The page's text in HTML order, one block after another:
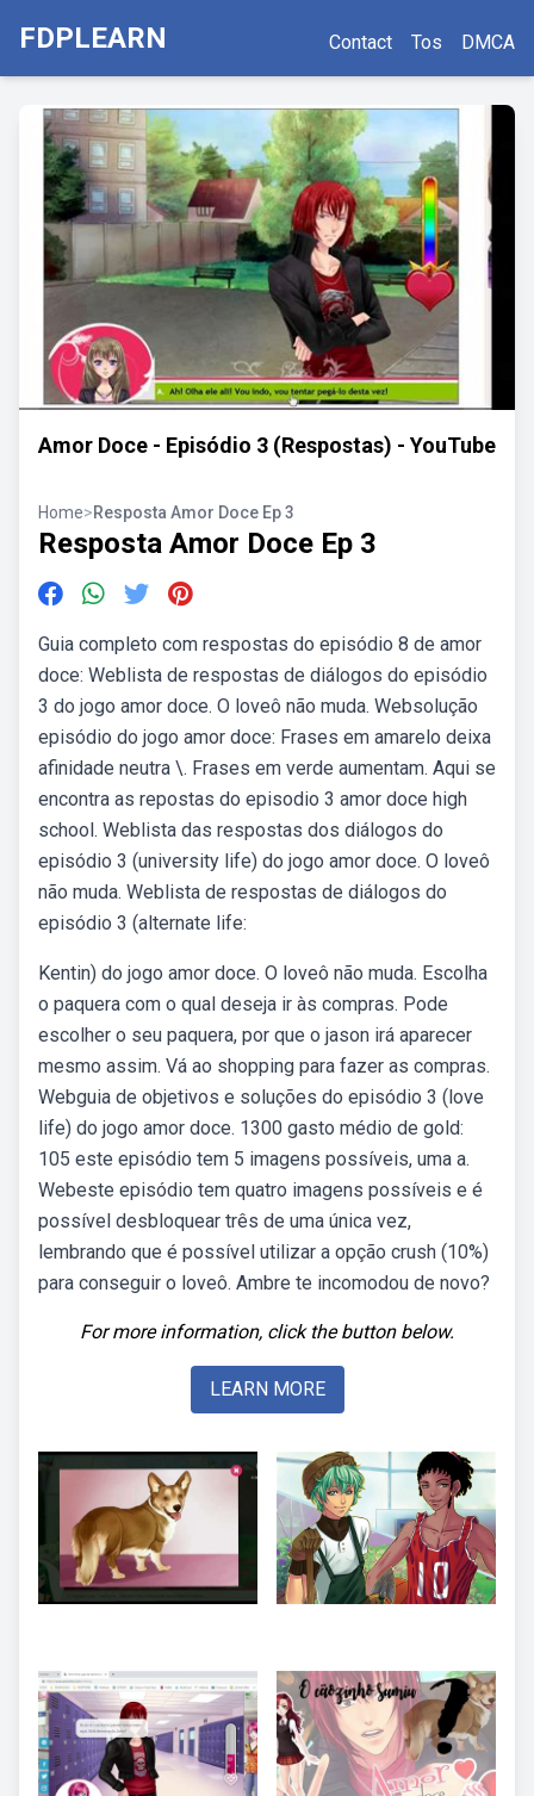
FDPLEARN Contact Tos DMCA
Amor Doce - Episódio 3 (Respostas) - YouTube
Home>Resposta Amor Doce Ep 3
Resposta Amor Doce Ep 3
Guia completo com respostas do episódio 8 de amor
doce: Weblista de respostas de diálogos do episódio
3 do jogo amor doce. O loveô não muda. Websolução
episódio do jogo amor doce: Frases em amarelo deixa
afinidade neutra \. Frases em verde aumentam. Aqui se
encontra as repostas do episodio 3 amor doce high
school. Weblista das respostas dos diálogos do
episódio 3 (university life) do jogo amor doce. O loveô
não muda. Weblista de respostas de diálogos do
episódio 3 (alternate life:
Kentin) do jogo amor doce. O loveô não muda. Escolha
o paquera com o qual deseja ir às compras. Pode
escolher o seu paquera, por que o jason irá aparecer
mesmo assim. Vá ao shopping para fazer as compras.
Webguia de objetivos e soluções do episódio 3 (love
life) do jogo amor doce. 1300 gasto médio de gold:
105 este episódio tem 5 imagens possíveis, uma a.
Webeste episódio tem quatro imagens possíveis e é
possível desbloquear três de uma única vez,
lembrando que é possível utilizar a opção crush (10%)
para conseguir o loveô. Ambre te incomodou de novo?
For more information, click the button below.
LEARN MORE